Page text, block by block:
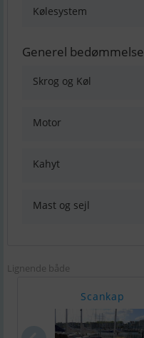
Kølesystem
Generel bedømmelse
Skrog og Køl
Motor
Kahyt
Mast og sejl
Lignende både
Scankap